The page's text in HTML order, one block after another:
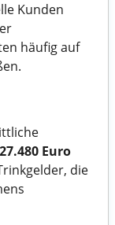
Kunden
häufig auf
27.480 Euro
die